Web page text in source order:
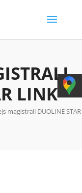
LINK
magistrali DUOLINE STAR